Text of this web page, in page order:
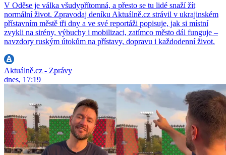
V Oděse je válka všudypřítomná, a přesto se tu lidé snaží žít
normální život. Zpravodaj deníku Aktuálně.cz strávil v ukrajinském
přístavním městě tři dny a ve své reportáži popisuje, jak si místní
zvykli na sirény, výbuchy i mobilizaci, zatímco město dál funguje –
navzdory ruským útokům na přístavy, dopravu i každodenní život.
Aktuálně.cz - Zprávy
dnes, 17:19